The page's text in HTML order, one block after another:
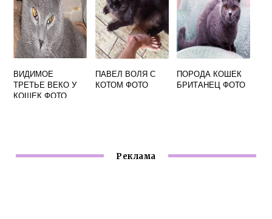
ВИДИМОЕ
ТРЕТЬЕ ВЕКО У
КОШЕК ФОТО
ПАВЕЛ ВОЛЯ С
КОТОМ ФОТО
ПОРОДА КОШЕК
БРИТАНЕЦ ФОТО
Реклама